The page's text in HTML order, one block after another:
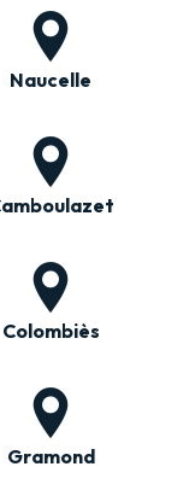
Naucelle
Colombiès
Gramond